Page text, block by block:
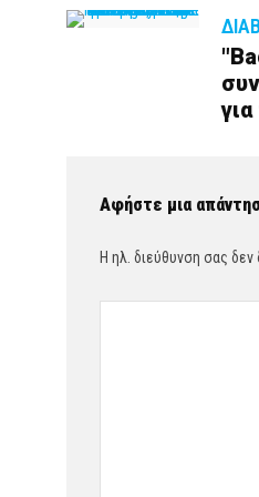
Αφήστε μια
Η ηλ. διεύθυνση σας δεν